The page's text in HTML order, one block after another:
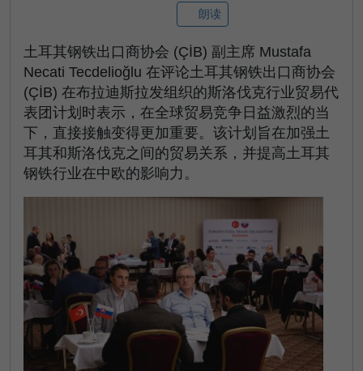
朗读
土耳其钢铁出口商协会 (ÇİB) 副主席 Mustafa
Necati Tecdelioğlu 在评论土耳其钢铁出口商协会
(ÇİB) 在布拉迪斯拉发组织的斯洛伐克行业贸易代
表团计划时表示，在全球贸易竞争日益激烈的当
下，直接接触变得更加重要。该计划旨在加强土
耳其和斯洛伐克之间的贸易关系，并提高土耳其
钢铁行业在中欧的影响力。